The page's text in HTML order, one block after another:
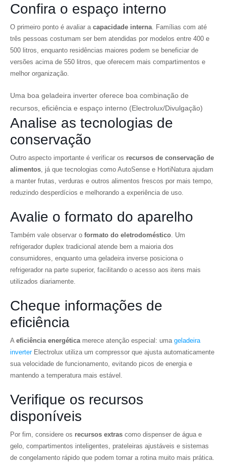
Confira o espaço interno
O primeiro ponto é avaliar acapacidade interna. Famílias com até
três pessoas costumam ser bem atendidas por modelos entre 400 e
500 litros, enquanto residências maiores podem se beneficiar de
versões acima de 550 litros, que oferecem mais compartimentos e
melhor organização.
Uma boa geladeira inverter oferece boa combinação de
recursos, eficiência e espaço interno (Electrolux/Divulgação)
Analise as tecnologias de
conservação
Outro aspecto importante é verificar os recursos de conservação de
alimentos, já que tecnologias como AutoSense e HortiNatura ajudam
a manter frutas, verduras e outros alimentos frescos por mais tempo,
reduzindo desperdícios e melhorando a experiência de uso.
Avalie o formato do aparelho
Também vale observar o formato do eletrodoméstico. Um
refrigerador duplex tradicional atende bem a maioria dos
consumidores, enquanto uma geladeira inverse posiciona o
refrigerador na parte superior, facilitando o acesso aos itens mais
utilizados diariamente.
Cheque informações de
eficiência
A eficiência energéticamerece atenção especial: uma geladeira
inverterElectrolux utiliza um compressor que ajusta automaticamente
sua velocidade de funcionamento, evitando picos de energia e
mantendo a temperatura mais estável.
Verifique os recursos
disponíveis
Por fim, considere os recursos extras como dispenser de água e
gelo, compartimentos inteligentes, prateleiras ajustáveis e sistemas
de congelamento rápido que podem tornar a rotina muito mais prática.